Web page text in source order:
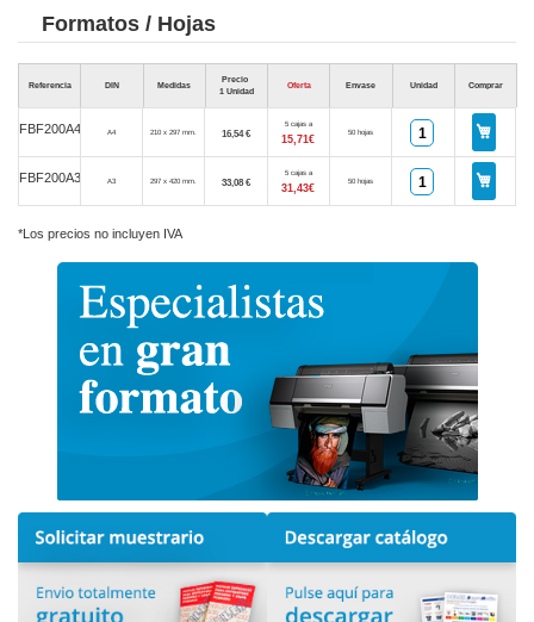
Formatos / Hojas
Referencia DIN Medidas
Precio
1 Unidad
Oferta Envase Unidad Comprar
FBF200A4 A4 210 x 297 mm. 16,54 €
5 cajas a
15,71€
50 hojas
FBF200A3 A3 297 x 420 mm. 33,08 €
5 cajas a
31,43€
50 hojas
*Los precios no incluyen IVA